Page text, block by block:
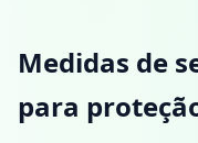
Medidas de
para